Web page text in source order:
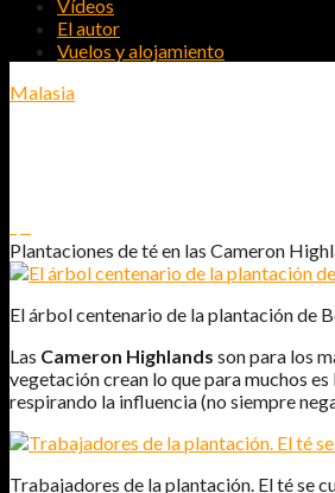
Vídeos
El autor
Vuelos y alojamiento
Malasia
Plantaciones de té en las Cameron
El árbol centenario de la plantación de
Las Cameron Highlands son para los
vegetación crean lo que para muchos
respirando la influencia (no siempre
Trabajadores de la plantación. El té se